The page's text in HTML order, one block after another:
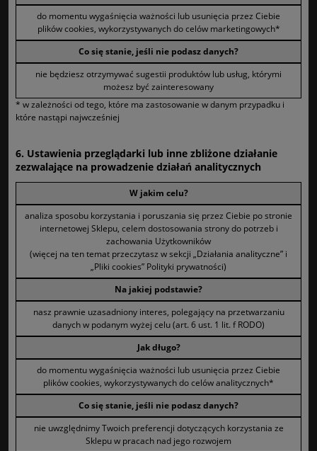
do momentu wygaśnięcia ważności lub usunięcia przez Ciebie
plików cookies, wykorzystywanych do celów marketingowych*
Co się stanie, jeśli nie podasz danych?
nie będziesz otrzymywać sugestii produktów lub usług, którymi
możesz być zainteresowany
* w zależności od tego, które ma zastosowanie w danym przypadku i
które nastąpi najwcześniej
6. Ustawienia przeglądarki lub inne zbliżone działanie
zezwalające na prowadzenie działań analitycznych
W jakim celu?
analiza sposobu korzystania i poruszania się przez Ciebie po stronie
internetowej Sklepu, celem dostosowania strony do potrzeb i
zachowania Użytkowników
(więcej na ten temat przeczytasz w sekcji „Działania analityczne” i
„Pliki cookies” Polityki prywatności)
Na jakiej podstawie?
nasz prawnie uzasadniony interes, polegający na przetwarzaniu
danych w podanym wyżej celu (art. 6 ust. 1 lit. f RODO)
Jak długo?
do momentu wygaśnięcia ważności lub usunięcia przez Ciebie
plików cookies, wykorzystywanych do celów analitycznych*
Co się stanie, jeśli nie podasz danych?
nie uwzględnimy Twoich preferencji dotyczących korzystania ze
Sklepu w pracach nad jego rozwojem